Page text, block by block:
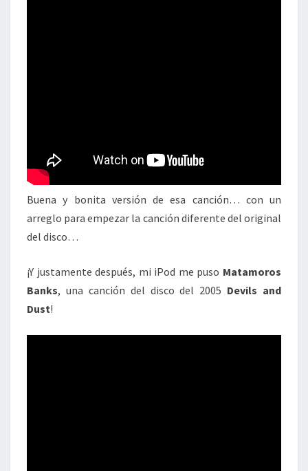
Buena y bonita versión de esa canción… con un
arreglo para empezar la canción diferente del original
del disco…
¡Y justamente después, mi iPod me puso Matamoros
Banks, una canción del disco del 2005 Devils and
Dust!